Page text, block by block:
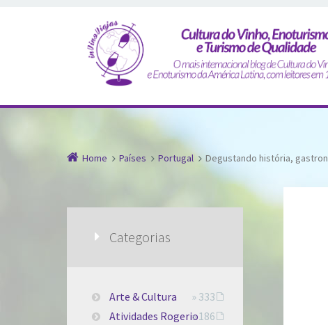
Home Países Portugal Degustando história,
Categorias
Arte & Cultura
» 333
Atividades Rogerio» 186